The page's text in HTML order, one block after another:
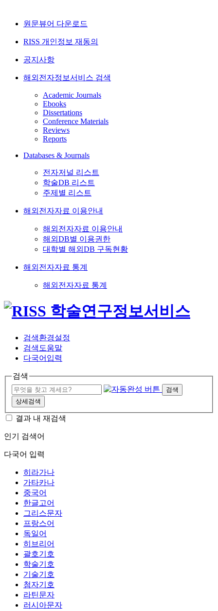
원문뷰어 다운로드
RISS 개인정보 재동의
공지사항
해외전자정보서비스 검색
Academic Journals
Ebooks
Dissertations
Conference Materials
Reviews
Reports
Databases & Journals
전자저널 리스트
학술DB 리스트
주제별 리스트
해외전자자료 이용안내
해외전자자료 이용안내
해외DB별 이용권한
대학별 해외DB 구독현황
해외전자자료 통계
해외전자자료 통계
검색환경설정
검색도움말
다국어입력
검색
검색
상세검색
결과 내 재검색
인기 검색어
다국어 입력
히라가나
가타카나
중국어
한글고어
그리스문자
프랑스어
독일어
히브리어
괄호기호
학술기호
기술기호
첨자기호
라틴문자
러시아문자